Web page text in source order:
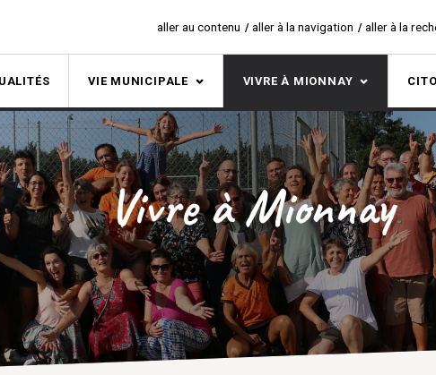
aller au contenu aller à la navigation aller à la
VIE MUNICIPALE VIVRE À MIONNAY
Vivre à Mionnay